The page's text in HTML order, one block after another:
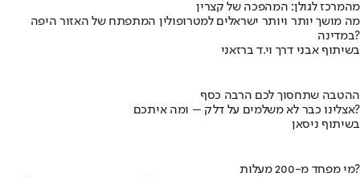
מהמרכז לגולן: המהפכה של קצרין
מה מושך יותר ויותר ישראלים למטרופולין המתפתח של האזור היפה
במדינה?
בשיתוף אבני דרך וי.ד ברזאני
ההטבה שתחסוך לכם הרבה כסף
אצלינו כבר לא משלמים על דלק – ומה איתכם?
בשיתוף ניסאן
מי מפחד מ-200 מעלות?